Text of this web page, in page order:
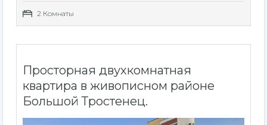
2 Комнаты
Просторная двухкомнатная
квартира в живописном районе
Большой Тростенец.